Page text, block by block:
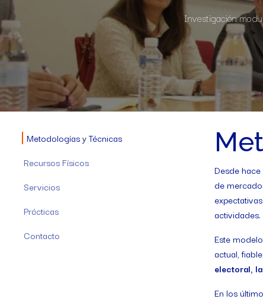
Investigación
Metodologías y Técnicas
Recursos Físicos
Servicios
Prácticas
Contacto
Desde
de
actividades.
Este
actual,
electoral,
En los